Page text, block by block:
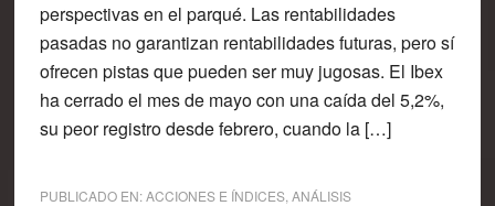
perspectivas en el parqué. Las rentabilidades
pasadas no garantizan rentabilidades futuras, pero sí
ofrecen pistas que pueden ser muy jugosas. El Ibex
ha cerrado el mes de mayo con una caída del 5,2%,
su peor registro desde febrero, cuando la […]
PUBLICADO EN:ACCIONES E ÍNDICES, ANÁLISIS